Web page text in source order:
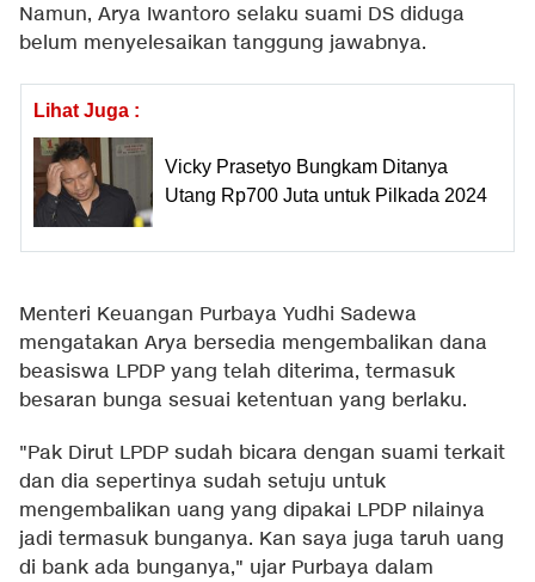
Namun, Arya Iwantoro selaku suami DS diduga
belum menyelesaikan tanggung jawabnya.
Lihat Juga :
Vicky Prasetyo Bungkam Ditanya
Utang Rp700 Juta untuk Pilkada 2024
Menteri Keuangan Purbaya Yudhi Sadewa
mengatakan Arya bersedia mengembalikan dana
beasiswa LPDP yang telah diterima, termasuk
besaran bunga sesuai ketentuan yang berlaku.
"Pak Dirut LPDP sudah bicara dengan suami terkait
dan dia sepertinya sudah setuju untuk
mengembalikan uang yang dipakai LPDP nilainya
jadi termasuk bunganya. Kan saya juga taruh uang
di bank ada bunganya," ujar Purbaya dalam